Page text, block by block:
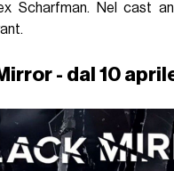
Scharfman. Nel cast
- dal 10